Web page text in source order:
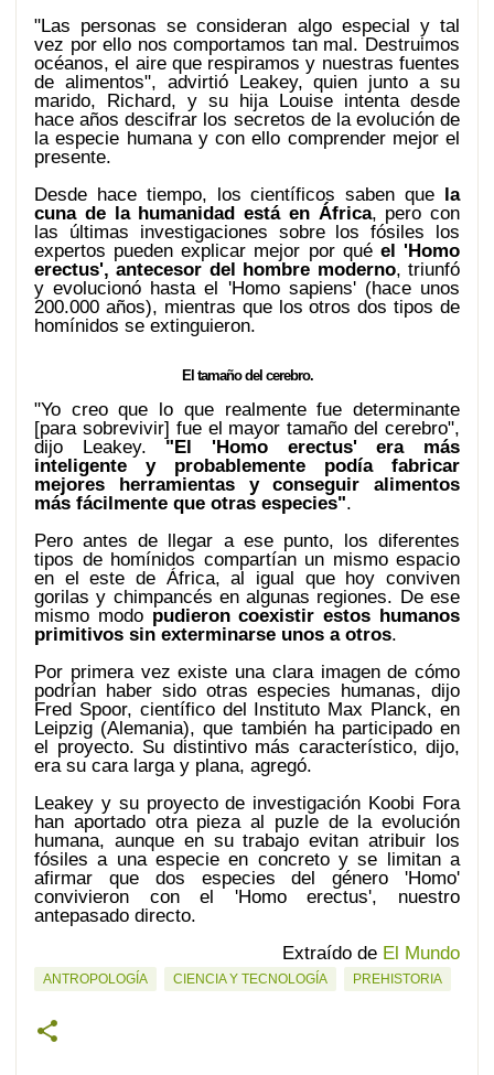
"Las personas se consideran algo especial y tal
vez por ello nos comportamos tan mal. Destruimos
océanos, el aire que respiramos y nuestras fuentes
de alimentos", advirtió Leakey, quien junto a su
marido, Richard, y su hija Louise intenta desde
hace años descifrar los secretos de la evolución de
la especie humana y con ello comprender mejor el
presente.
Desde hace tiempo, los científicos saben que la
cuna de la humanidad está en África, pero con
las últimas investigaciones sobre los fósiles los
expertos pueden explicar mejor por qué el 'Homo
erectus', antecesor del hombre moderno, triunfó
y evolucionó hasta el 'Homo sapiens' (hace unos
200.000 años), mientras que los otros dos tipos de
homínidos se extinguieron.
El tamaño del cerebro.
"Yo creo que lo que realmente fue determinante
[para sobrevivir] fue el mayor tamaño del cerebro",
dijo Leakey. "El 'Homo erectus' era más
inteligente y probablemente podía fabricar
mejores herramientas y conseguir alimentos
más fácilmente que otras especies".
Pero antes de llegar a ese punto, los diferentes
tipos de homínidos compartían un mismo espacio
en el este de África, al igual que hoy conviven
gorilas y chimpancés en algunas regiones. De ese
mismo modo pudieron coexistir estos humanos
primitivos sin exterminarse unos a otros.
Por primera vez existe una clara imagen de cómo
podrían haber sido otras especies humanas, dijo
Fred Spoor, científico del Instituto Max Planck, en
Leipzig (Alemania), que también ha participado en
el proyecto. Su distintivo más característico, dijo,
era su cara larga y plana, agregó.
Leakey y su proyecto de investigación Koobi Fora
han aportado otra pieza al puzle de la evolución
humana, aunque en su trabajo evitan atribuir los
fósiles a una especie en concreto y se limitan a
afirmar que dos especies del género 'Homo'
convivieron con el 'Homo erectus', nuestro
antepasado directo.
Extraído de El Mundo
ANTROPOLOGÍA CIENCIA Y TECNOLOGÍA PREHISTORIA